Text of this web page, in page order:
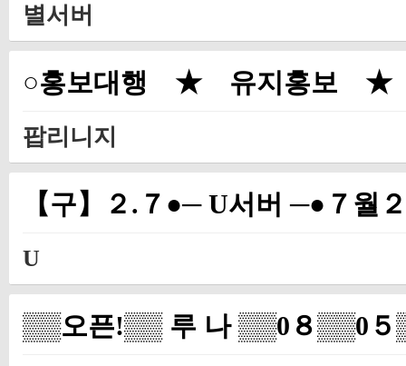
별서버
○홍보대행 ★ 유지홍보
팝리니지
【구】２.７●─ U서버 ─●７월
U
▒▒오픈!▒▒ 루 나 ▒▒0８▒▒0